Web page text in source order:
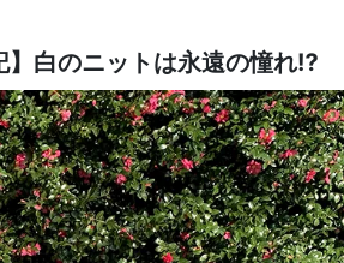
】白のニットは永遠の憧れ⁉︎